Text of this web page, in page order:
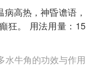
高热，神昏谵语，
狂。 用法用量：15
水牛角的功效与作用